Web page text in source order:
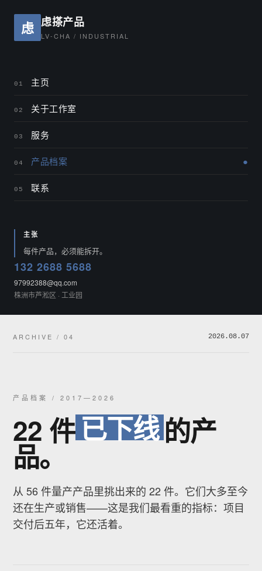
虑 虑搽产品
LV-CHA / INDUSTRIAL
01 主页
02 关于工作室
03 服务
04 产品档案
05 联系
主张
每件产品，必须能拆开。
132 2688 5688
97992388@qq.com
株洲市芦淞区 · 工业园
ARCHIVE / 04 2026.08.07
产品档案 / 2017—2026
22 件已下线的产
品。
从 56 件量产产品里挑出来的 22 件。它们大多至今
还在生产或销售——这是我们最看重的指标：项目
交付后五年，它还活着。